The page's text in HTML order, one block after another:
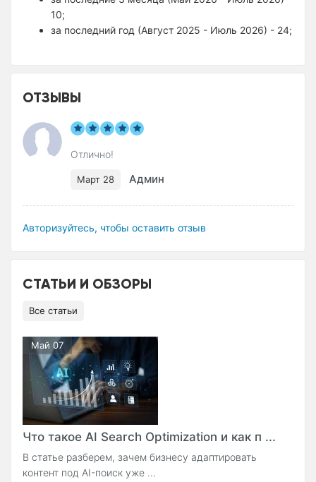
10;
за последний год (Август 2025 - Июль 2026) - 24;
ОТЗЫВЫ
Отлично!
Март 28 Админ
Авторизуйтесь, чтобы оставить отзыв
СТАТЬИ И ОБЗОРЫ
Все статьи
Май 07
Что такое AI Search Optimization и как п ...
В статье разберем, зачем бизнесу адаптировать
контент под AI-поиск уже ...